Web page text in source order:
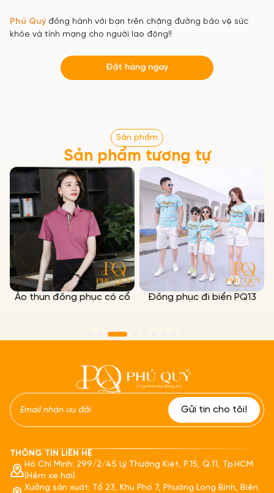
Phú Quý đồng hành với bạn trên chặng đường bảo vệ sức
khỏe và tính mạng cho người lao động!!
Đặt hàng ngay
Sản phẩm
Sản phẩm tương tự
Áo thun đồng phục có cổ Đồng phục đi biển PQ13
THÔNG TIN LIÊN HỆ
Hồ Chí Minh: 299/2/45 Lý Thường Kiệt, P.15, Q.11, Tp.HCM
(Hẻm xe hơi)
Xưởng sản xuất: Tổ 23, Khu Phố 7, Phường Long Bình, Biên